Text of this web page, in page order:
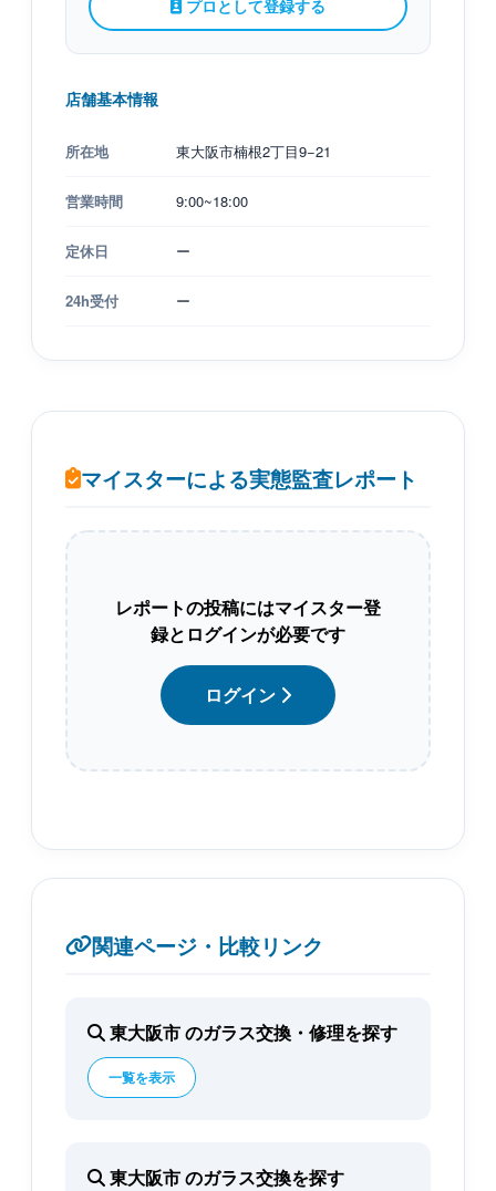
プロとして登録する
店舗基本情報
所在地 東大阪市楠根2丁目9−21
営業時間 9:00~18:00
定休日 ー
24h受付 ー
マイスターによる実態監査レポート
レポートの投稿にはマイスター登
録とログインが必要です
ログイン
関連ページ・比較リンク
東大阪市 のガラス交換・修理を探す
一覧を表示
東大阪市 のガラス交換を探す